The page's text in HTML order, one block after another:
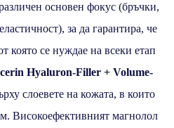
основен фокус (бръчки,
за да гарантира, че
която се нуждае на всеки етап
Hyaluron-Filler + Volume-
слоевете на кожата, в които
Високоефективният магнолол